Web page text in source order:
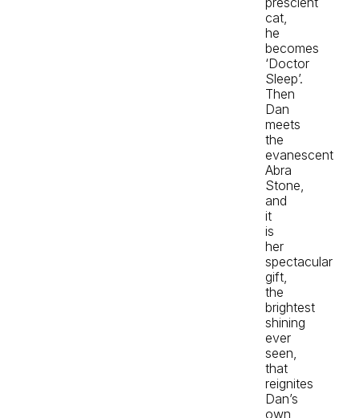
cat,
he
becomes
‘Doctor
Sleep’.
Then
Dan
meets
the
evanescent
Abra
Stone,
and
it
is
her
spectacular
gift,
the
brightest
shining
ever
seen,
that
reignites
Dan’s
own